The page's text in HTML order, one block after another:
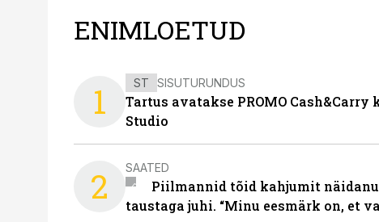
ENIMLOETUD
1 ST SISUTURUNDUS
Tartus avatakse PROMO Cash&Carry
Studio
2 SAATED
Piilmannid tõid kahjumit
taustaga juhi. “Minu eesmärk on, et